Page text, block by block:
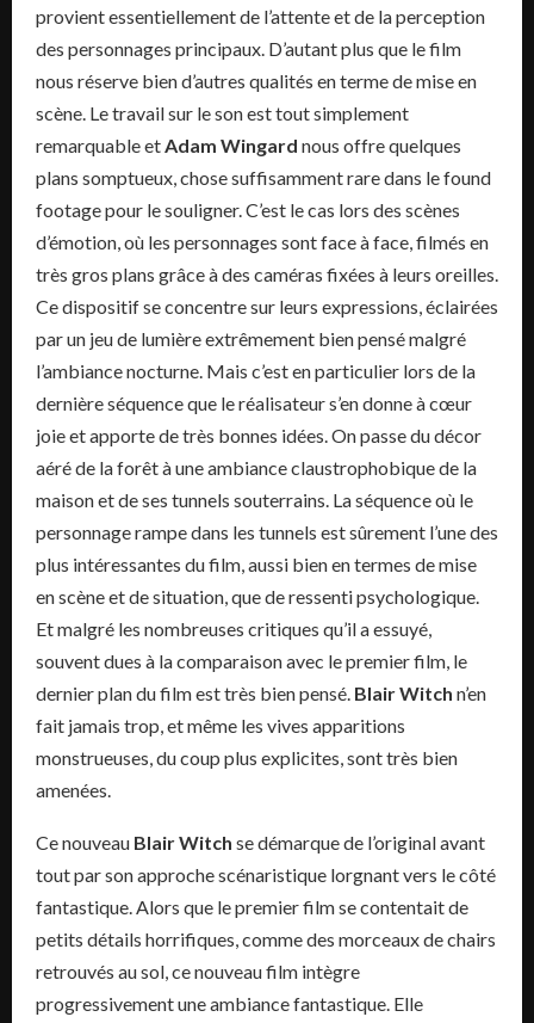
provient essentiellement de l’attente et de la perception
des personnages principaux. D’autant plus que le film
nous réserve bien d’autres qualités en terme de mise en
scène. Le travail sur le son est tout simplement
remarquable etAdam Wingard nous offre quelques
plans somptueux, chose suffisamment rare dans le found
footage pour le souligner. C’est le cas lors des scènes
d’émotion, où les personnages sont face à face, filmés en
très gros plans grâce à des caméras fixées à leurs oreilles.
Ce dispositif se concentre sur leurs expressions, éclairées
par un jeu de lumière extrêmement bien pensé malgré
l’ambiance nocturne. Mais c’est en particulier lors de la
dernière séquence que le réalisateur s’en donne à cœur
joie et apporte de très bonnes idées. On passe du décor
aéré de la forêt à une ambiance claustrophobique de la
maison et de ses tunnels souterrains. La séquence où le
personnage rampe dans les tunnels est sûrement l’une des
plus intéressantes du film, aussi bien en termes de mise
en scène et de situation, que de ressenti psychologique.
Et malgré les nombreuses critiques qu’il a essuyé,
souvent dues à la comparaison avec le premier film, le
dernier plan du film est très bien pensé. Blair Witch n’en
fait jamais trop, et même les vives apparitions
monstrueuses, du coup plus explicites, sont très bien
amenées.
Ce nouveau Blair Witch se démarque de l’original avant
tout par son approche scénaristique lorgnant vers le côté
fantastique. Alors que le premier film se contentait de
petits détails horrifiques, comme des morceaux de chairs
retrouvés au sol, ce nouveau film intègre
progressivement une ambiance fantastique. Elle